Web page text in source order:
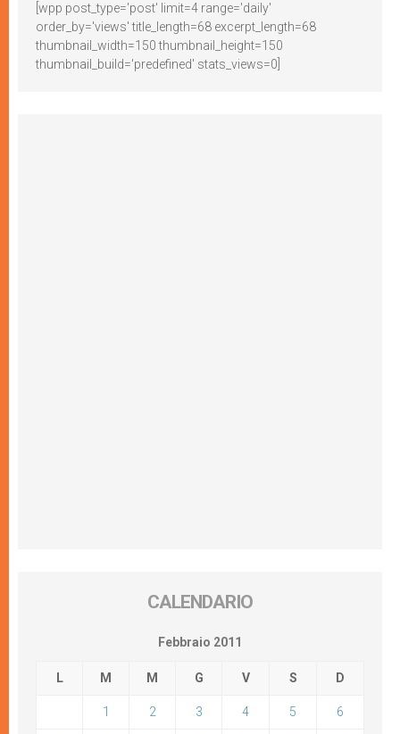
[wpp post_type='post' limit=4 range='daily'
order_by='views' title_length=68 excerpt_length=68
thumbnail_width=150 thumbnail_height=150
thumbnail_build='predefined' stats_views=0]
CALENDARIO
Febbraio 2011
L M M G V S D
1 2 3 4 5 6